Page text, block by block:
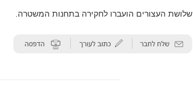
שלושת העצורים הועברו לחקירה בתחנות המשטרה.